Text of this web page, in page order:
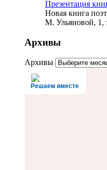
Презентация
Новая книга
М. Ульяновой, 1,
Архивы
Архивы
Решаем вместе